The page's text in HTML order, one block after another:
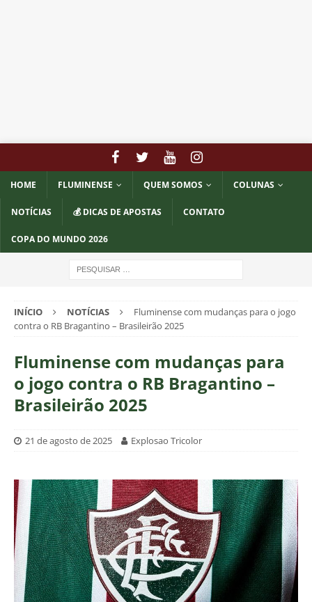
HOME FLUMINENSE QUEM SOMOS COLUNAS
NOTÍCIAS 💰 DICAS DE APOSTAS CONTATO
COPA DO MUNDO 2026
INÍCIO NOTÍCIAS
Fluminense com mudanças para o jogo
contra o RB Bragantino – Brasileirão 2025
Fluminense com mudanças para
o jogo contra o RB Bragantino –
Brasileirão 2025
21 de agosto de 2025 Explosao Tricolor